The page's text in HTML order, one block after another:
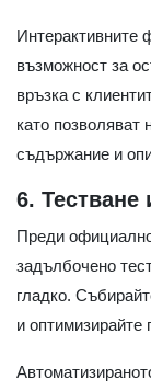
Интерактивните
възможност за
връзка с
като позволяват
съдържание и
6. Тестване
Преди
задълбочено
гладко.
и оптимизирайте